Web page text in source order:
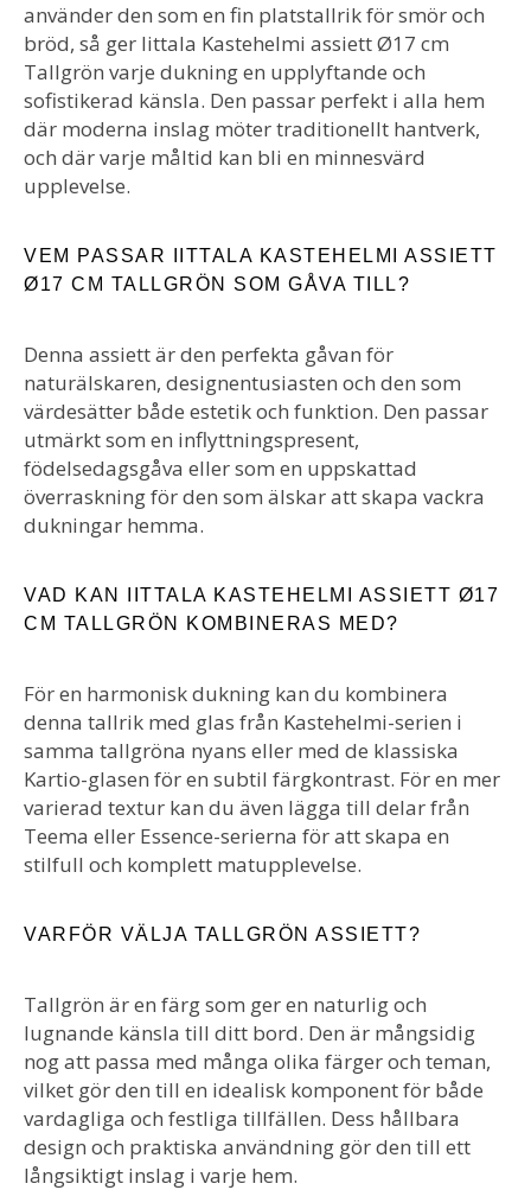
använder den som en fin platstallrik för smör och
bröd, så ger Iittala Kastehelmi assiett Ø17 cm
Tallgrön varje dukning en upplyftande och
sofistikerad känsla. Den passar perfekt i alla hem
där moderna inslag möter traditionellt hantverk,
och där varje måltid kan bli en minnesvärd
upplevelse.
VEM PASSAR IITTALA KASTEHELMI ASSIETT
Ø17 CM TALLGRÖN SOM GÅVA TILL?
Denna assiett är den perfekta gåvan för
naturälskaren, designentusiasten och den som
värdesätter både estetik och funktion. Den passar
utmärkt som en inflyttningspresent,
födelsedagsgåva eller som en uppskattad
överraskning för den som älskar att skapa vackra
dukningar hemma.
VAD KAN IITTALA KASTEHELMI ASSIETT Ø17
CM TALLGRÖN KOMBINERAS MED?
För en harmonisk dukning kan du kombinera
denna tallrik med glas från Kastehelmi-serien i
samma tallgröna nyans eller med de klassiska
Kartio-glasen för en subtil färgkontrast. För en mer
varierad textur kan du även lägga till delar från
Teema eller Essence-serierna för att skapa en
stilfull och komplett matupplevelse.
VARFÖR VÄLJA TALLGRÖN ASSIETT?
Tallgrön är en färg som ger en naturlig och
lugnande känsla till ditt bord. Den är mångsidig
nog att passa med många olika färger och teman,
vilket gör den till en idealisk komponent för både
vardagliga och festliga tillfällen. Dess hållbara
design och praktiska användning gör den till ett
långsiktigt inslag i varje hem.